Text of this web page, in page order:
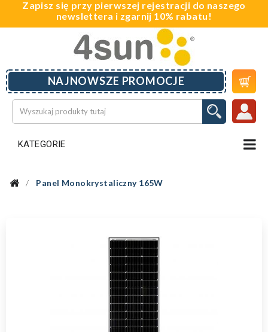
Zapisz się przy pierwszej rejestracji do naszego
newslettera i zgarnij 10% rabatu!
KATEGORIE
NAJNOWSZE PROMOCJE 
Panel Monokrystaliczny 165W